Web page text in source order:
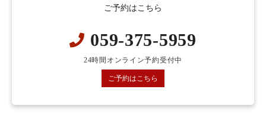
ご予約はこちら
059-375-5959
24時間オンライン予約受付中
ご予約はこちら